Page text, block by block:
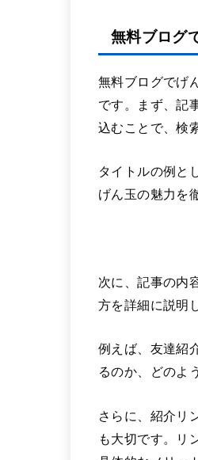
無料ブログ
無料ブログでげ
です。まず、記
込むことで、検
タイトルの例と
げん玉の魅力を
次に、記事の内
方を詳細に説明
例えば、友達紹
るのか、どのよ
さらに、紹介リ
も大切です。リ